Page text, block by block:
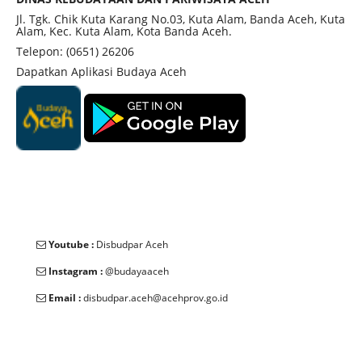
memiliki keramat, menambah nilai spiritual
kompleks makam ini.
Jl. Tgk. Chik Kuta Karang No.03, Kuta Alam, Banda Aceh, Kuta
Alam, Kec. Kuta Alam, Kota Banda Aceh.
Telepon: (0651) 26206
Dapatkan Aplikasi Budaya Aceh
Youtube : Disbudpar Aceh
Instagram :@budayaaceh
Email :disbudpar.aceh@acehprov.go.id